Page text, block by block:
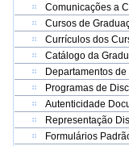
Comunicações a
Cursos de
Currículos dos
Catálogo da
Departamentos
Programas de
Autenticidade
Representação
Formulários